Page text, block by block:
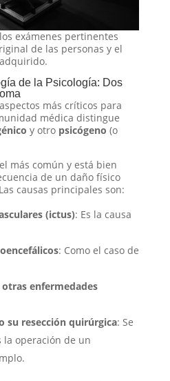
exámenes pertinentes
de las personas y el
de la Psicología: Dos
más críticos para
médica distingue
y otro psicógeno (o
más común y está bien
de un daño físico
causas principales son:
(ictus): Es la causa
: Como el caso de
enfermedades
su resección quirúrgica: Se
la operación de un
.